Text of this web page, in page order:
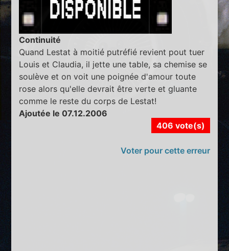
Continuité
Quand Lestat à moitié putréfié revient pout tuer
Louis et Claudia, il jette une table, sa chemise se
soulève et on voit une poignée d'amour toute
rose alors qu'elle devrait être verte et gluante
comme le reste du corps de Lestat!
Ajoutée le 07.12.2006
406 vote(s)
Voter pour cette erreur